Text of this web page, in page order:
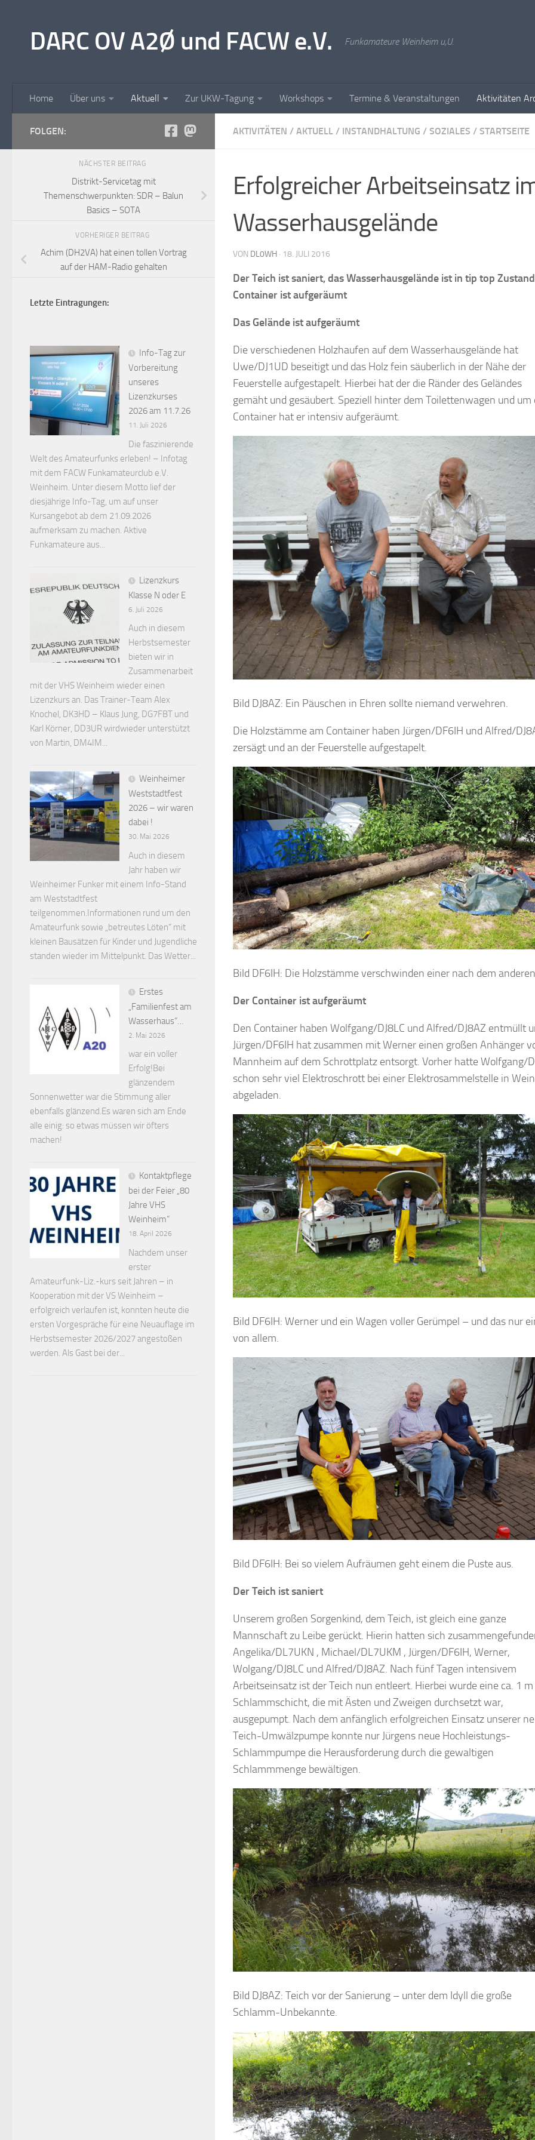
DARC OV A2Ø und FACW e.V. Funkamateure Weinheim u,U.
Home Über uns Aktuell Zur UKW-Tagung Workshops Termine & Veranstaltungen Aktivitäten
AKTIVITÄTEN / AKTUELL / INSTANDHALTUNG / SOZIALES / STARTSEITE
Erfolgreicher Arbeitseinsatz
Wasserhausgelände
VON DL0WH · 18. JULI 2016
Der Teich ist saniert, das Wasserhausgelände ist in tip top
Container ist aufgeräumt
Das Gelände ist aufgeräumt
Die verschiedenen Holzhaufen auf dem Wasserhausgelände hat
Uwe/DJ1UD beseitigt und das Holz fein säuberlich in der Nähe der
Feuerstelle aufgestapelt. Hierbei hat der die Ränder des Geländes
gemäht und gesäubert. Speziell hinter dem Toilettenwagen und um
Container hat er intensiv aufgeräumt.
Bild DJ8AZ: Ein Päuschen in Ehren sollte niemand verwehren.
Die Holzstämme am Container haben Jürgen/DF6IH und Alfred/
zersägt und an der Feuerstelle aufgestapelt.
Bild DF6IH: Die Holzstämme verschwinden einer nach dem
Der Container ist aufgeräumt
Den Container haben Wolfgang/DJ8LC und Alfred/DJ8AZ entmüllt
Jürgen/DF6IH hat zusammen mit Werner einen großen Anhänger
Mannheim auf dem Schrottplatz entsorgt. Vorher hatte Wolfgang/
schon sehr viel Elektroschrott bei einer Elektrosammelstelle in
abgeladen.
Bild DF6IH: Werner und ein Wagen voller Gerümpel – und das nur
von allem.
Bild DF6IH: Bei so vielem Aufräumen geht einem die Puste aus.
Der Teich ist saniert
Unserem großen Sorgenkind, dem Teich, ist gleich eine ganze
Mannschaft zu Leibe gerückt. Hierin hatten sich
Angelika/DL7UKN , Michael/DL7UKM , Jürgen/DF6IH, Werner,
Wolgang/DJ8LC und Alfred/DJ8AZ. Nach fünf Tagen intensivem
Arbeitseinsatz ist der Teich nun entleert. Hierbei wurde eine ca. 1
Schlammschicht, die mit Ästen und Zweigen durchsetzt war,
ausgepumpt. Nach dem anfänglich erfolgreichen Einsatz unserer
Teich-Umwälzpumpe konnte nur Jürgens neue Hochleistungs-
Schlammpumpe die Herausforderung durch die gewaltigen
Schlammmenge bewältigen.
Bild DJ8AZ: Teich vor der Sanierung – unter dem Idyll die große
Schlamm-Unbekannte.
FOLGEN:
NÄCHSTER BEITRAG
Distrikt-Servicetag mit
Themenschwerpunkten: SDR – Balun
Basics – SOTA
VORHERIGER BEITRAG
Achim (DH2VA) hat einen tollen Vortrag
auf der HAM-Radio gehalten
Letzte Eintragungen:
Info-Tag zur
Vorbereitung
unseres
Lizenzkurses
2026 am 11.7.26
11. Juli 2026
Die faszinierende
Welt des Amateurfunks erleben! – Infotag
mit dem FACW Funkamateurclub e.V.
Weinheim. Unter diesem Motto lief der
diesjährige Info-Tag, um auf unser
Kursangebot ab dem 21.09.2026
aufmerksam zu machen. Aktive
Funkamateure aus...
Lizenzkurs
Klasse N oder E
6. Juli 2026
Auch in diesem
Herbstsemester
bieten wir in
Zusammenarbeit
mit der VHS Weinheim wieder einen
Lizenzkurs an. Das Trainer-Team Alex
Knochel, DK3HD – Klaus Jung, DG7FBT und
Karl Körner, DD3UR wirdwieder unterstützt
von Martin, DM4IM...
Weinheimer
Weststadtfest
2026 – wir waren
dabei !
30. Mai 2026
Auch in diesem
Jahr haben wir
Weinheimer Funker mit einem Info-Stand
am Weststadtfest
teilgenommen.Informationen rund um den
Amateurfunk sowie „betreutes Löten“ mit
kleinen Bausätzen für Kinder und Jugendliche
standen wieder im Mittelpunkt. Das Wetter...
Erstes
„Familienfest am
Wasserhaus“…
2. Mai 2026
war ein voller
Erfolg!Bei
glänzendem
Sonnenwetter war die Stimmung aller
ebenfalls glänzend.Es waren sich am Ende
alle einig: so etwas müssen wir öfters
machen!
Kontaktpflege
bei der Feier „80
Jahre VHS
Weinheim“
18. April 2026
Nachdem unser
erster
Amateurfunk-Liz.-kurs seit Jahren – in
Kooperation mit der VS Weinheim –
erfolgreich verlaufen ist, konnten heute die
ersten Vorgespräche für eine Neuauflage im
Herbstsemester 2026/2027 angestoßen
werden. Als Gast bei der...